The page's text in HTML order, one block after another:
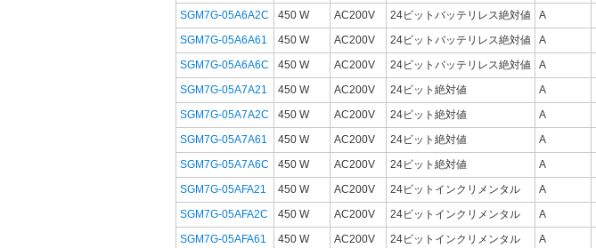
SGM7G-05A6A2C
450 W AC200V 24ビットバッテリレス絶対値 A
SGM7G-05A6A61
450 W AC200V 24ビットバッテリレス絶対値 A
SGM7G-05A6A6C
450 W AC200V 24ビットバッテリレス絶対値 A
SGM7G-05A7A21
450 W AC200V 24ビット絶対値 A
SGM7G-05A7A2C
450 W AC200V 24ビット絶対値 A
SGM7G-05A7A61
450 W AC200V 24ビット絶対値 A
SGM7G-05A7A6C
450 W AC200V 24ビット絶対値 A
SGM7G-05AFA21
450 W AC200V 24ビットインクリメンタル A
SGM7G-05AFA2C
450 W AC200V 24ビットインクリメンタル A
SGM7G-05AFA61
450 W AC200V 24ビットインクリメンタル A